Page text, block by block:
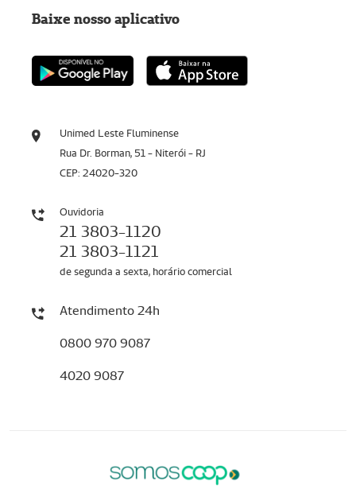
Unimed Leste Fluminense
Rua Dr. Borman, 51 - Niterói - RJ
CEP: 24020-320
Ouvidoria
21 3803-1120
21 3803-1121
de segunda a sexta, horário comercial
Atendimento 24h
0800 970 9087
4020 9087
Baixe nosso aplicativo